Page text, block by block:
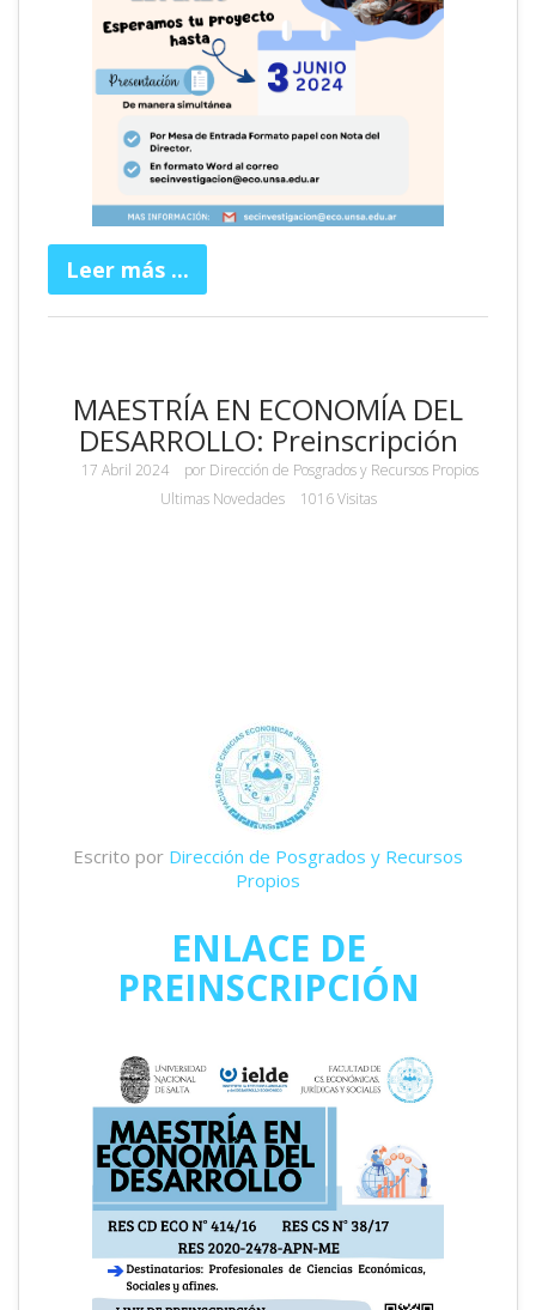
Leer más ...
MAESTRÍA EN ECONOMÍA DEL
DESARROLLO: Preinscripción
17 Abril 2024 por Dirección de Posgrados y Recursos Propios
Ultimas Novedades
1016 Visitas
Escrito por Dirección de Posgrados y Recursos
Propios
ENLACE DE
PREINSCRIPCIÓN